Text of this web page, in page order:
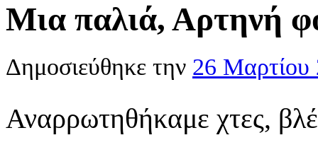
Μια παλιά, Αρτηνή
Δημοσιεύθηκε την 26 Μαρτίου
Αναρρωτηθήκαμε χτες,